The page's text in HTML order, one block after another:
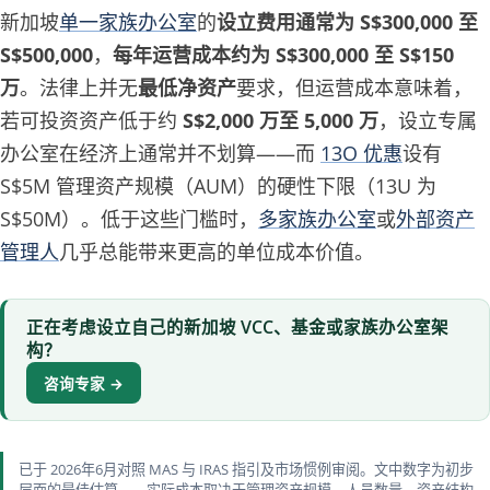
新加坡单一家族办公室的设立费用通常为 S$300,000 至
S$500,000， 每年运营成本约为 S$300,000 至 S$150
万。法律上并无最低净资产要求，但运营成本意味着，
若可投资资产低于约 S$2,000 万至 5,000 万，设立专属
办公室在经济上通常并不划算——而 13O 优惠设有
S$5M 管理资产规模（AUM）的硬性下限（13U 为
S$50M）。低于这些门槛时， 多家族办公室或外部资产
管理人几乎总能带来更高的单位成本价值。
正在考虑设立自己的新加坡 VCC、基金或家族办公室架
构？
咨询专家 →
已于 2026年6月对照 MAS 与 IRAS 指引及市场惯例审阅。文中数字为初步